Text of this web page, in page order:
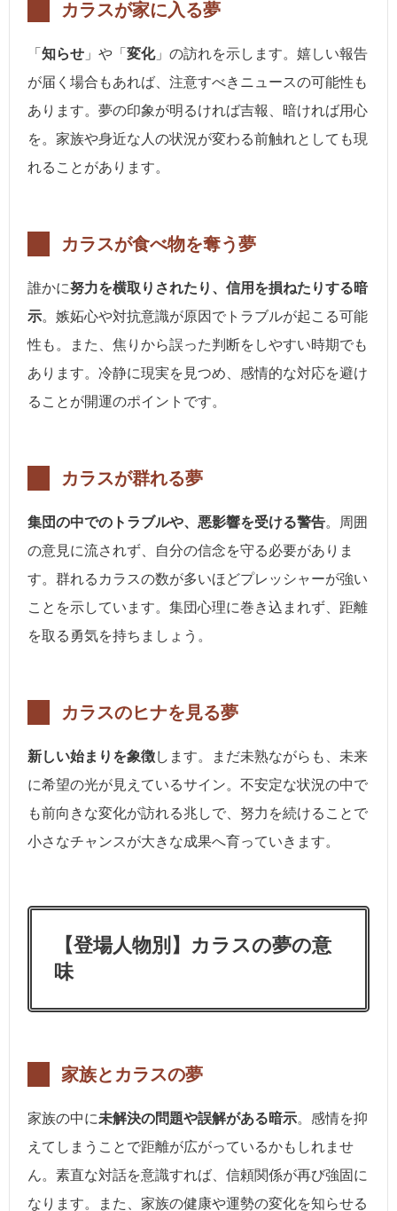
カラスが家に入る夢
「 知らせ 」や「 変化」の訪れを示します。嬉しい報告
が届く場合もあれば、注意すべきニュースの可能性も
あります。夢の印象が明るければ吉報、暗ければ用心
を。家族や身近な人の状況が変わる前触れとしても現
れることがあります。
カラスが食べ物を奪う夢
誰かに努力を横取りされたり、信用を損ねたりする暗
示。嫉妬心や対抗意識が原因でトラブルが起こる可能
性も。また、焦りから誤った判断をしやすい時期でも
あります。冷静に現実を見つめ、感情的な対応を避け
ることが開運のポイントです。
カラスが群れる夢
集団の中でのトラブルや、悪影響を受ける警告。周囲
の意見に流されず、自分の信念を守る必要がありま
す。群れるカラスの数が多いほどプレッシャーが強い
ことを示しています。集団心理に巻き込まれず、距離
を取る勇気を持ちましょう。
カラスのヒナを見る夢
新しい始まりを象徴します。まだ未熟ながらも、未来
に希望の光が見えているサイン。不安定な状況の中で
も前向きな変化が訪れる兆しで、努力を続けることで
小さなチャンスが大きな成果へ育っていきます。
【登場人物別】カラスの夢の意
味
家族とカラスの夢
家族の中に未解決の問題や誤解がある暗示。感情を抑
えてしまうことで距離が広がっているかもしれませ
ん。素直な対話を意識すれば、信頼関係が再び強固に
なります。また、家族の健康や運勢の変化を知らせる